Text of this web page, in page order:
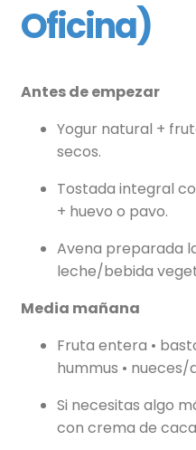
Oficina)
Antes de empezar
Yogur natural +
secos.
Tostada integral
+ huevo o pavo.
Avena preparada
leche/bebida
Media mañana
Fruta entera •
hummus • nueces/
Si necesitas algo
con crema de